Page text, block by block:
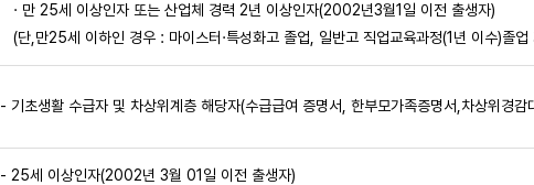
· 만 25세 이상인자 또는 산업체 경력 2년 이상인자(2002년3월1일 이전 출생자)
(단,만25세 이하인 경우 : 마이스터·특성화고 졸업, 일반고 직업교육과정(1년 이수)졸
- 기초생활 수급자 및 차상위계층 해당자(수급급여 증명서, 한부모가족증명서,차상위경
- 25세 이상인자(2002년 3월 01일 이전 출생자)